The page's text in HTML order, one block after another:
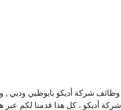
وظائف شركة أديكو بابوظبي ودبي ,